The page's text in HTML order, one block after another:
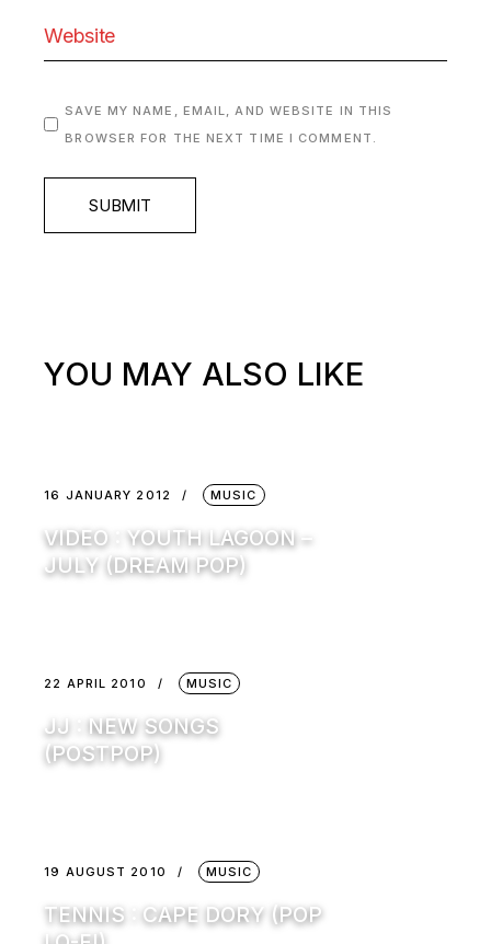
SAVE MY NAME, EMAIL, AND WEBSITE IN THIS
BROWSER FOR THE NEXT TIME I COMMENT.
SUBMIT
YOU MAY ALSO LIKE
16 JANUARY 2012 MUSIC
VIDEO : YOUTH LAGOON –
JULY (DREAM POP)
22 APRIL 2010 MUSIC
JJ : NEW SONGS
(POSTPOP)
19 AUGUST 2010 MUSIC
TENNIS : CAPE DORY (POP